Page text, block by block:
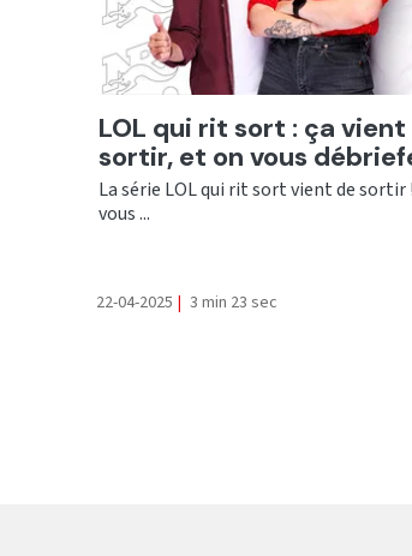
Ecouter
LOL qui rit sort : ça vient
sortir, et on vous
La série LOL qui rit sort vient de sortir
vous ...
22-04-2025 | 3 min 23 sec